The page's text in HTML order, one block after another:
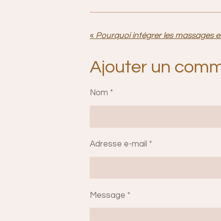
«
Ajouter un
Nom *
Adresse e-mail *
Message *